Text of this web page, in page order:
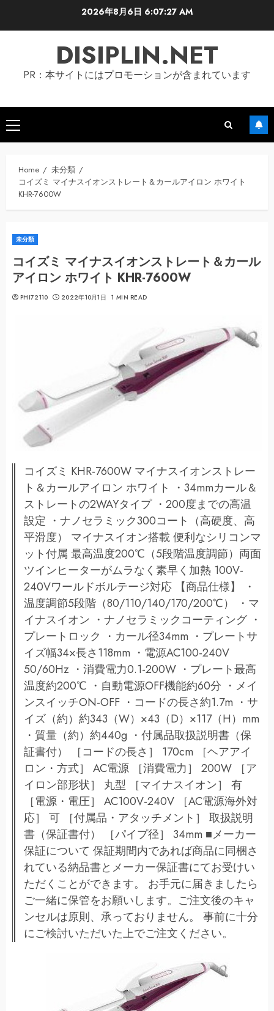
2026年8月6日 6:07:27 AM
DISIPLIN.NET
PR：本サイトにはプロモーションが含まれています
Primary
Menu
Home
未分類
コイズミ マイナスイオンストレート＆カールアイロン ホワイト
KHR-7600W
未分類
コイズミ マイナスイオンストレート＆カール
アイロン ホワイト KHR-7600W
PHI72110 2022年10月1日 1 MIN READ
コイズミ KHR-7600W マイナスイオンストレー
ト＆カールアイロン ホワイト ・34mmカール＆
ストレートの2WAYタイプ ・200度までの高温
設定 ・ナノセラミック300コート（高硬度、高
平滑度） マイナスイオン搭載 便利なシリコンマ
ット付属 最高温度200℃（5段階温度調節）両面
ツインヒーターがムラなく素早く加熱 100V-
240Vワールドボルテージ対応 【商品仕様】 ・
温度調節5段階（80/110/140/170/200℃） ・マ
イナスイオン ・ナノセラミックコーティング ・
プレートロック ・カール径34mm ・プレートサ
イズ幅34×長さ118mm ・電源AC100-240V
50/60Hz ・消費電力0.1-200W ・プレート最高
温度約200℃ ・自動電源OFF機能約60分 ・メイ
ンスイッチON-OFF ・コードの長さ約1.7m ・サ
イズ（約）約343（W）×43（D）×117（H）mm
・質量（約）約440g ・付属品取扱説明書（保
証書付） ［コードの長さ］ 170cm ［ヘアアイ
ロン・方式］ AC電源 ［消費電力］ 200W ［ア
イロン部形状］ 丸型 ［マイナスイオン］ 有
［電源・電圧］ AC100V-240V ［AC電源海外対
応］ 可 ［付属品・アタッチメント］ 取扱説明
書（保証書付） ［パイプ径］ 34mm ■メーカー
保証について 保証期間内であれば商品に同梱さ
れている納品書とメーカー保証書にてお受けい
ただくことができます。 お手元に届きましたら
ご一緒に保管をお願いします。ご注文後のキャ
ンセルは原則、承っておりません。 事前に十分
にご検討いただいた上でご注文ください。